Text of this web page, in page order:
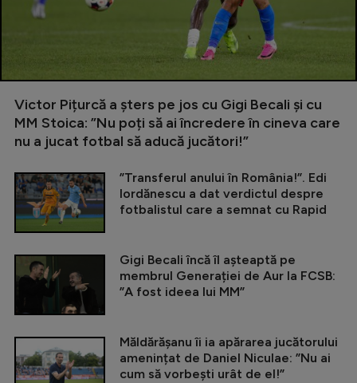
Victor Pițurcă a șters pe jos cu Gigi Becali și cu
MM Stoica: ”Nu poți să ai încredere în cineva care
nu a jucat fotbal să aducă jucători!”
”Transferul anului în România!”. Edi
Iordănescu a dat verdictul despre
fotbalistul care a semnat cu Rapid
Gigi Becali încă îl așteaptă pe
membrul Generației de Aur la FCSB:
”A fost ideea lui MM”
Măldărășanu îi ia apărarea jucătorului
amenințat de Daniel Niculae: ”Nu ai
cum să vorbești urât de el!”